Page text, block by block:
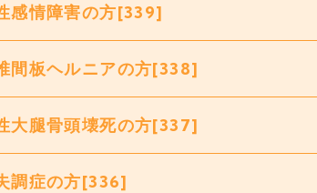
感情障害の方[339]
間板ヘルニアの方[338]
大腿骨頭壊死の方[337]
調症の方[336]